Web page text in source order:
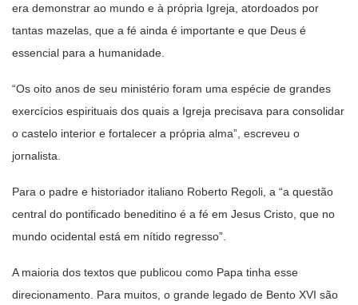
era demonstrar ao mundo e à própria Igreja, atordoados por
tantas mazelas, que a fé ainda é importante e que Deus é
essencial para a humanidade.
“Os oito anos de seu ministério foram uma espécie de grandes
exercícios espirituais dos quais a Igreja precisava para consolidar
o castelo interior e fortalecer a própria alma”, escreveu o
jornalista.
Para o padre e historiador italiano Roberto Regoli, a “a questão
central do pontificado beneditino é a fé em Jesus Cristo, que no
mundo ocidental está em nítido regresso”.
A maioria dos textos que publicou como Papa tinha esse
direcionamento. Para muitos, o grande legado de Bento XVI são